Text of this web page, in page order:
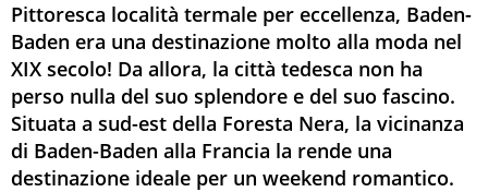
Pittoresca località termale per eccellenza, Baden-
Baden era una destinazione molto alla moda nel
XIX secolo! Da allora, la città tedesca non ha
perso nulla del suo splendore e del suo fascino.
Situata a sud-est della Foresta Nera, la vicinanza
di Baden-Baden alla Francia la rende una
destinazione ideale per un weekend romantico.